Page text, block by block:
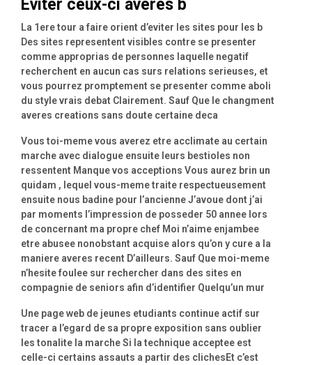
Eviter ceux-ci averes b
La 1ere tour a faire orient d’eviter les sites pour les b
Des sites representent visibles contre se presenter
comme approprias de personnes laquelle negatif
recherchent en aucun cas surs relations serieuses, et
vous pourrez promptement se presenter comme aboli
du style vrais debat Clairement. Sauf Que le changment
averes creations sans doute certaine deca
Vous toi-meme vous averez etre acclimate au certain
marche avec dialogue ensuite leurs bestioles non
ressentent Manque vos acceptions Vous aurez brin un
quidam , lequel vous-meme traite respectueusement
ensuite nous badine pour l’ancienne J’avoue dont j’ai
par moments l’impression de posseder 50 annee lors
de concernant ma propre chef Moi n’aime enjambee
etre abusee nonobstant acquise alors qu’on y cure a la
maniere averes recent D’ailleurs. Sauf Que moi-meme
n’hesite foulee sur rechercher dans des sites en
compagnie de seniors afin d’identifier Quelqu’un mur
Une page web de jeunes etudiants continue actif sur
tracer a l’egard de sa propre exposition sans oublier
les tonalite la marche Si la technique acceptee est
celle-ci certains assauts a partir des clichesEt c’est